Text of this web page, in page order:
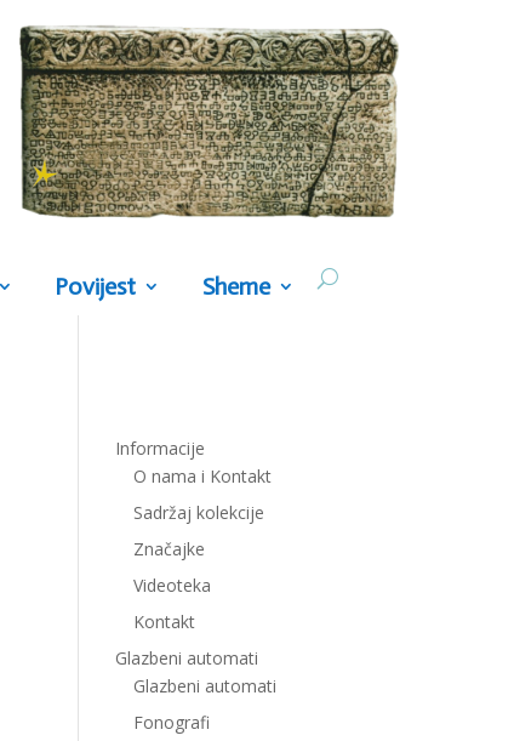
Povijest Sheme
Informacije
O nama i Kontakt
Sadržaj kolekcije
Značajke
Videoteka
Kontakt
Glazbeni automati
Glazbeni automati
Fonografi